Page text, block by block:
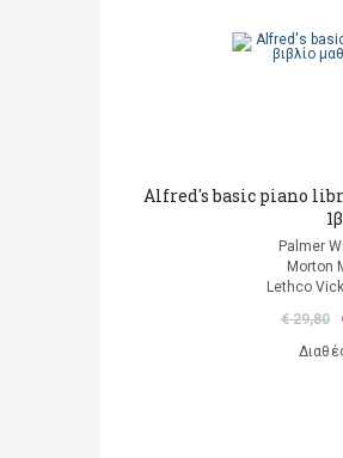
Alfred's basic piano
1β
Palmer
Morton
Lethco
€ 29,80